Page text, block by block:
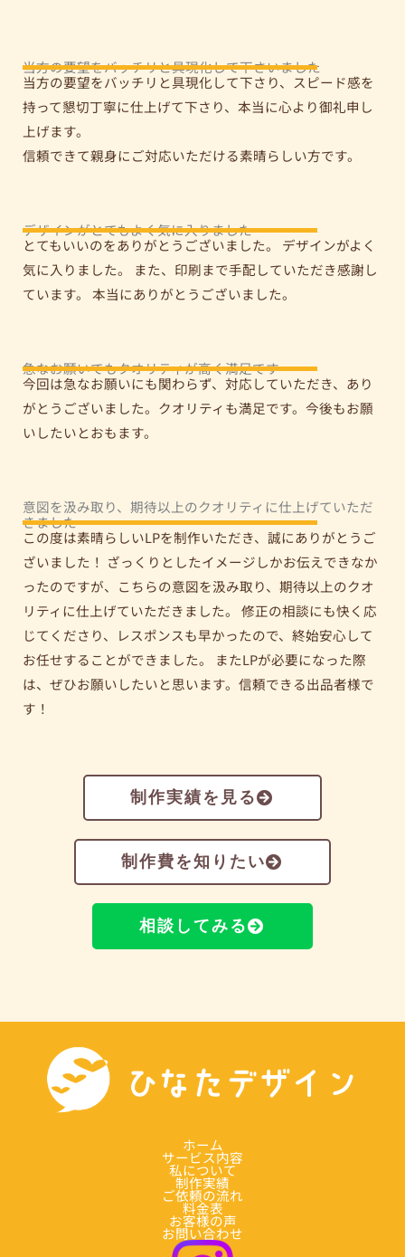
当方の要望をバッチリと具現化して下さいました
当方の要望をバッチリと具現化して下さり、スピード感を
持って懇切丁寧に仕上げて下さり、本当に心より御礼申し
上げます。
信頼できて親身にご対応いただける素晴らしい方です。
デザインがとてもよく気に入りました
とてもいいのをありがとうございました。 デザインがよく
気に入りました。 また、印刷まで手配していただき感謝し
ています。 本当にありがとうございました。
急なお願いでもクオリティが高く満足です
今回は急なお願いにも関わらず、対応していただき、あり
がとうございました。クオリティも満足です。今後もお願
いしたいとおもます。
意図を汲み取り、期待以上のクオリティに仕上げていただ
きました
この度は素晴らしいLPを制作いただき、誠にありがとうご
ざいました！ ざっくりとしたイメージしかお伝えできなか
ったのですが、こちらの意図を汲み取り、期待以上のクオ
リティに仕上げていただきました。 修正の相談にも快く応
じてくださり、レスポンスも早かったので、終始安心して
お任せすることができました。 またLPが必要になった際
は、ぜひお願いしたいと思います。信頼できる出品者様で
す！
制作実績を見る
制作費を知りたい
相談してみる
ホーム
サービス内容
私について
制作実績
ご依頼の流れ
料金表
お客様の声
お問い合わせ